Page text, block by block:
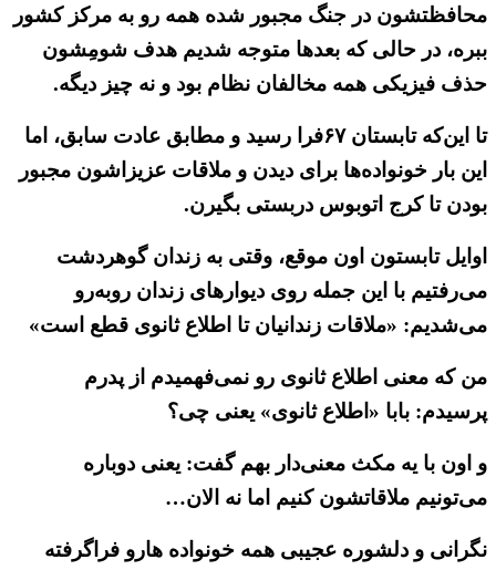
محافظتشون در جنگ مجبور شده همه رو به مرکز کشور
ببره، در حالی که بعدها متوجه شدیم هدف شومِشون
حذف فیزیکی همه مخالفان نظام بود و نه چیز دیگه.
تا این‌که تابستان ۶۷فرا رسید و مطابق عادت سابق، اما
این بار خونواده‌ها برای دیدن و ملاقات عزیزاشون مجبور
بودن تا کرج اتوبوس دربستی بگیرن.
اوایل تابستون اون موقع، وقتی به زندان گوهردشت
می‌رفتیم با این جمله روی دیوارهای زندان روبه‌رو
می‌شدیم: «ملاقات زندانیان تا اطلاع ثانوی قطع است»
من که معنی اطلاع ثانوی رو نمی‌فهمیدم از پدرم
پرسیدم: بابا «اطلاع ثانوی» یعنی چی؟
و اون با یه مکث معنی‌دار بهم گفت: یعنی دوباره
می‌تونیم ملاقاتشون کنیم اما نه الان…
نگرانی و دلشوره عجیبی همه خونواده هارو فراگرفته